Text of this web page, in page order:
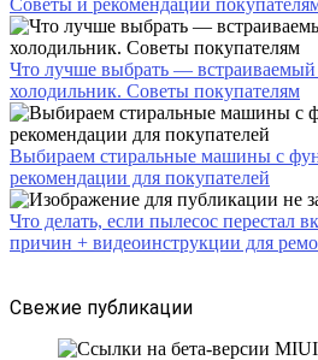
Что лучше выбрать —
холодильник. Советы покупателям
Выбираем стиральные машины с
рекомендации для покупателей
Что делать, если пылесос перестал
причин + видеоинструкции для
Свежие публикации